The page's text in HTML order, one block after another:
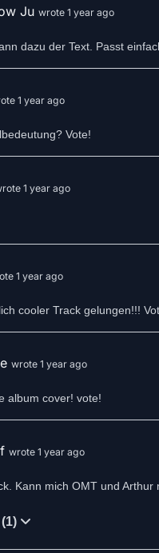
Ju wrote 1 year ago
dazu der Text. Passt
1 year ago
Vote!
1 year ago
1 year ago
cooler Track gelungen!!!
wrote 1 year ago
album cover! vote!
wrote 1 year ago
Kann mich OMT und